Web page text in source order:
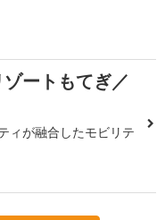
ートもてぎ／
ィが融合したモビリテ